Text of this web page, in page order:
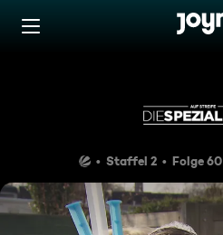
Zum Inhalt springen
Staffel 2 Folge 60